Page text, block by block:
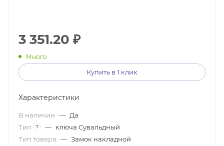
3 351.20 ₽
Много
Купить в 1 клик
Характеристики
В наличии — Да
Тип
? — ключа Сувальдный
Тип товара — Замок накладной